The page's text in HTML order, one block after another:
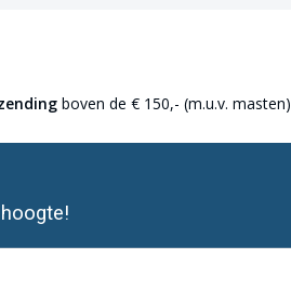
boven de € 150,- (m.u.v. masten)